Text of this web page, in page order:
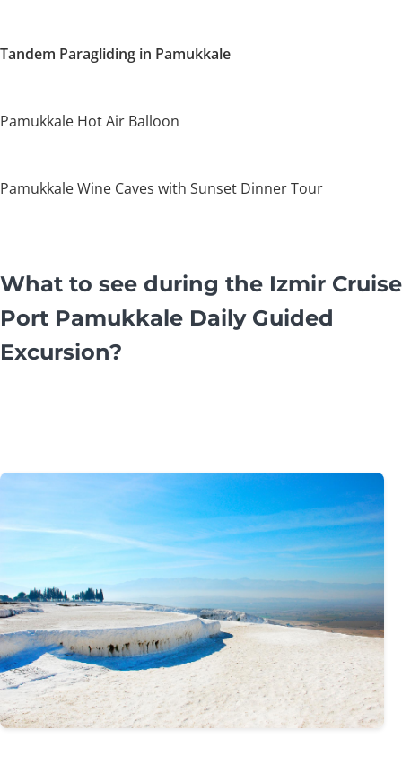
Tandem Paragliding in Pamukkale
Pamukkale Hot Air Balloon
Pamukkale Wine Caves with Sunset Dinner Tour
What to see during the Izmir Cruise
Port Pamukkale Daily Guided
Excursion?